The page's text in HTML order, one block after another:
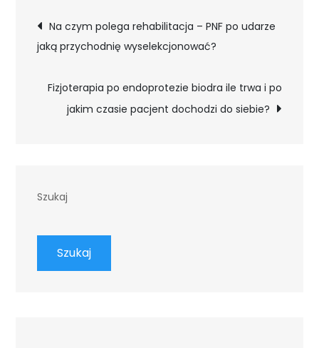
Nawigacja
wpisu
Na czym polega rehabilitacja – PNF po udarze
jaką przychodnię wyselekcjonować?
Fizjoterapia po endoprotezie biodra ile trwa i po
jakim czasie pacjent dochodzi do siebie?
Szukaj
Szukaj